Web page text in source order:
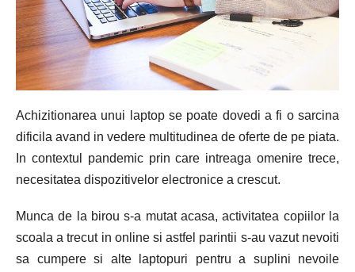
Achizitionarea unui laptop se poate dovedi a fi o sarcina
dificila avand in vedere multitudinea de oferte de pe piata.
In contextul pandemic prin care intreaga omenire trece,
necesitatea dispozitivelor electronice a crescut.
Munca de la birou s-a mutat acasa, activitatea copiilor la
scoala a trecut in online si astfel parintii s-au vazut nevoiti
sa cumpere si alte laptopuri pentru a suplini nevoile